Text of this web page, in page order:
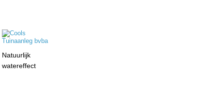
Natuurlijk
watereffect